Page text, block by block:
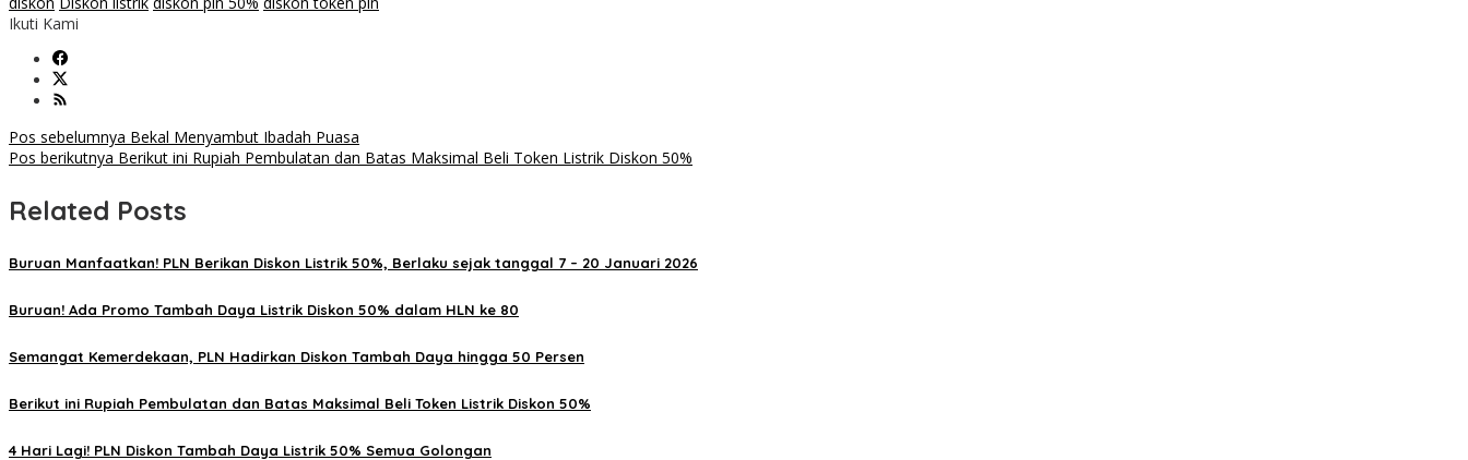
Ikuti Kami
Navigasi
Pos sebelumnya Bekal Menyambut Ibadah Puasa
Pos berikutnya Berikut ini Rupiah Pembulatan dan Batas Maksimal Beli Token Listrik Diskon 50%
Related Posts
Buruan Manfaatkan! PLN Berikan Diskon Listrik 50%, Berlaku sejak tanggal 7 – 20 Januari 2026
Buruan! Ada Promo Tambah Daya Listrik Diskon 50% dalam HLN ke 80
Semangat Kemerdekaan, PLN Hadirkan Diskon Tambah Daya hingga 50 Persen
Berikut ini Rupiah Pembulatan dan Batas Maksimal Beli Token Listrik Diskon 50%
4 Hari Lagi! PLN Diskon Tambah Daya Listrik 50% Semua Golongan